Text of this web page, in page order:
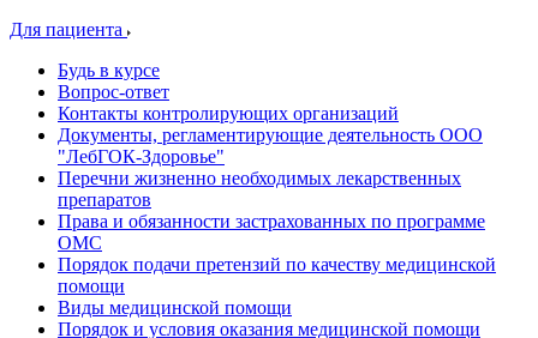
Для пациента
Будь в курсе
Вопрос-ответ
Контакты контролирующих организаций
Документы, регламентирующие деятельность ООО
"ЛебГОК-Здоровье"
Перечни жизненно необходимых лекарственных
препаратов
Права и обязанности застрахованных по программе
ОМС
Порядок подачи претензий по качеству медицинской
помощи
Виды медицинской помощи
Порядок и условия оказания медицинской помощи